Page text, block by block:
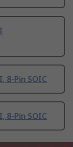
8-Pin SOIC
8-Pin SOIC